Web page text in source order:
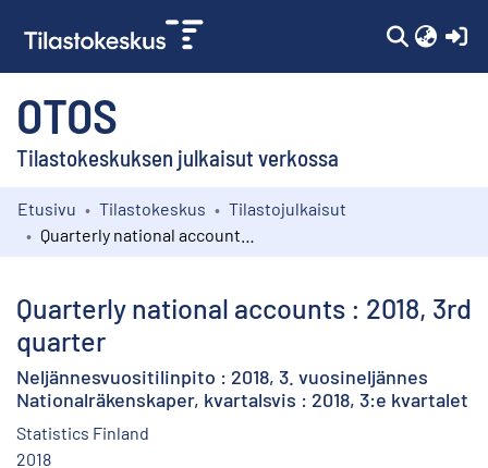
OTOS
Tilastokeskuksen julkaisut verkossa
Kokoelmat
Etusivu Tilastokeskus
Tilastojulkaisut
Quarterly national accounts : 2018, 3rd
quarter
Neljännesvuositilinpito : 2018, 3. vuosineljännes
Nationalräkenskaper, kvartalsvis : 2018, 3:e kvartalet
Statistics Finland
2018